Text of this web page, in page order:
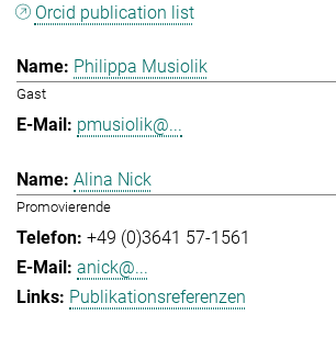
Orcid publication list
Philippa Musiolik
Gast
pmusiolik@...
Alina Nick
Promovierende
+49 (0)3641 57-1561
anick@...
Publikationsreferenzen